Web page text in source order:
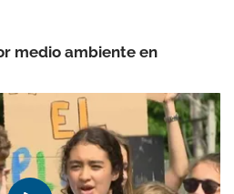
medio ambiente en